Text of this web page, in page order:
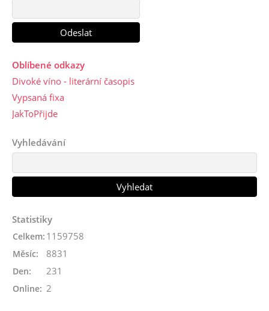
Oblíbené odkazy
Divoké víno - literární časopis
Vypsaná fixa
JakToPřijde
Vyhledávání
Statistiky
Online: 2
Celkem: 1159758
Měsíc: 8831
Den: 231